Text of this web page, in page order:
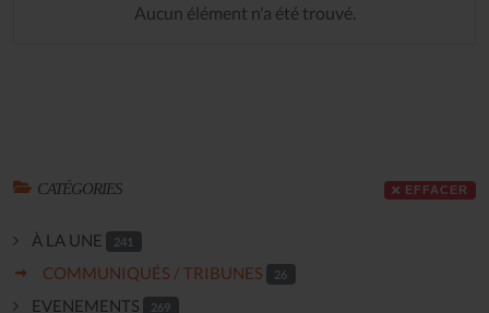
Aucun élément n'a été trouvé.
CATÉGORIES EFFACER
À LA UNE 241
COMMUNIQUÉS / TRIBUNES 26
EVENEMENTS 269